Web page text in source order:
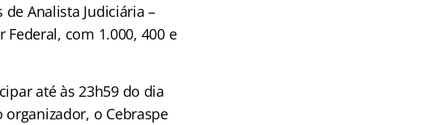
Analista Judiciária –
com 1.000, 400 e
até às 23h59 do dia
organizador, o Cebraspe